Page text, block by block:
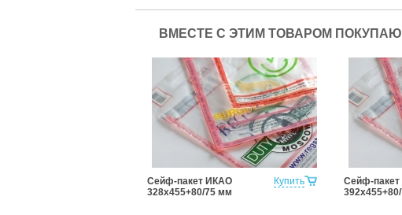
ВМЕСТЕ С ЭТИМ ТОВАРОМ
Купить
Сейф-пакет ИКАО
328х455+80/75 мм
Сейф-